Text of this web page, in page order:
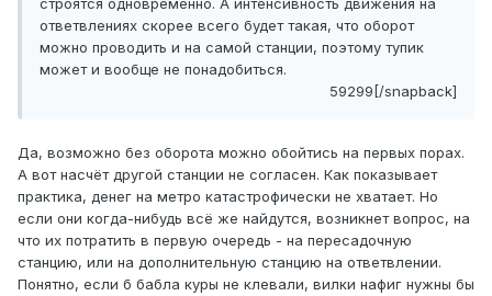
строятся одновременно. А интенсивность движения на
ответвлениях скорее всего будет такая, что оборот
можно проводить и на самой станции, поэтому тупик
может и вообще не понадобиться.
59299[/snapback]
Да, возможно без оборота можно обойтись на первых порах.
А вот насчёт другой станции не согласен. Как показывает
практика, денег на метро катастрофически не хватает. Но
если они когда-нибудь всё же найдутся, возникнет вопрос, на
что их потратить в первую очередь - на пересадочную
станцию, или на дополнительную станцию на ответвлении.
Понятно, если б бабла куры не клевали, вилки нафиг нужны бы